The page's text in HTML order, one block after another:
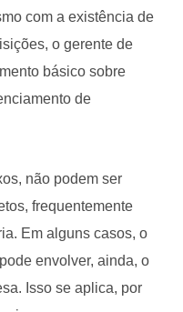
com a existência de
o gerente de
básico sobre
de
não podem ser
frequentemente
Em alguns casos, o
envolver, ainda, o
Isso se aplica, por